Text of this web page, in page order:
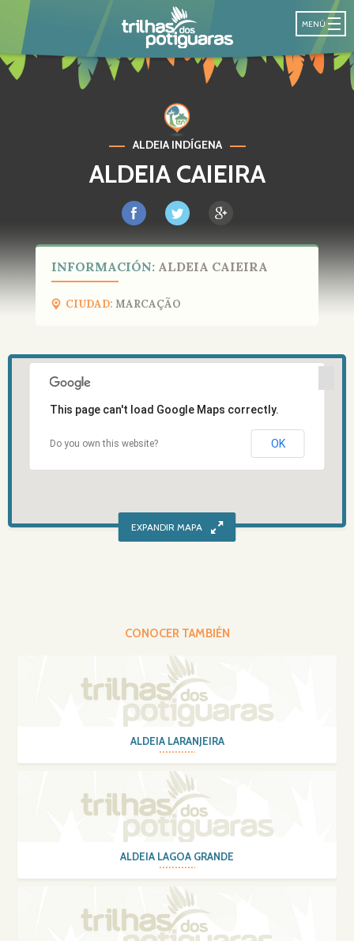
SENDA DE
MENÚ
ALDEIA INDÍGENA
ALDEIA CAIEIRA
INFORMACIÓN: ALDEIA CAIEIRA
CIUDAD: MARCAÇÃO
This page can't load Google Maps correctly.
Do you own this website? OK
CONOCER TAMBIÉN
ALDEIA LARANJEIRA
ALDEIA LAGOA GRANDE